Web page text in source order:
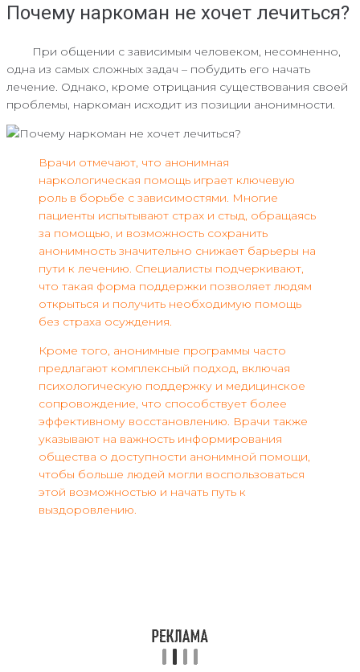
Почему наркоман не хочет лечиться?
При общении с зависимым человеком, несомненно,
одна из самых сложных задач – побудить его начать
лечение. Однако, кроме отрицания существования своей
проблемы, наркоман исходит из позиции анонимности.
Врачи отмечают, что анонимная
наркологическая помощь играет ключевую
роль в борьбе с зависимостями. Многие
пациенты испытывают страх и стыд, обращаясь
за помощью, и возможность сохранить
анонимность значительно снижает барьеры на
пути к лечению. Специалисты подчеркивают,
что такая форма поддержки позволяет людям
открыться и получить необходимую помощь
без страха осуждения.
Кроме того, анонимные программы часто
предлагают комплексный подход, включая
психологическую поддержку и медицинское
сопровождение, что способствует более
эффективному восстановлению. Врачи также
указывают на важность информирования
общества о доступности анонимной помощи,
чтобы больше людей могли воспользоваться
этой возможностью и начать путь к
выздоровлению.